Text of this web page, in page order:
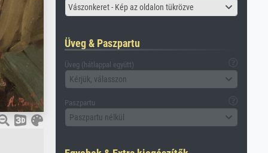
Vászonkeret - Kép az oldalon tükrözve
Üveg & Paszpartu
Üveg (hátlappal együtt)
Kérjük, válasszon
Paszpartu
Paszpartu nélkül